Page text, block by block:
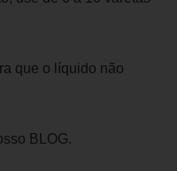
que o líquido não
BLOG.